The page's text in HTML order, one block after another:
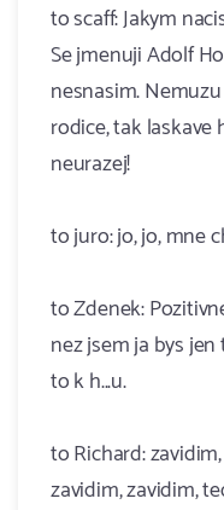
to scaff: Jakym
Se jmenuji Adolf
nesnasim.
rodice, tak laskave
neurazej!
to juro: jo, jo, mne
to Zdenek:
nez jsem ja bys
to k h...u.
to Richard:
zavidim, zavidim,